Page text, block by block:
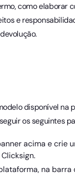
como elaborar
e
disponível na
os seguintes
acima e crie
na barra